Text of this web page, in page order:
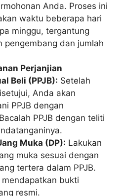
Anda. Proses ini
waktu beberapa hari
minggu, tergantung
pengembang dan jumlah
Perjanjian
Beli (PPJB): Setelah
Anda akan
PPJB dengan
PPJB dengan teliti
Muka (DP): Lakukan
muka sesuai dengan
tertera dalam PPJB.
bukti
resmi.